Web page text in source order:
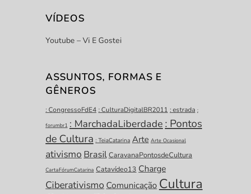
VÍDEOS
Youtube – Vi E Gostei
ASSUNTOS, FORMAS E
GÊNEROS
: CongressoFdE4 : CulturaDigitalBR2011 : estrada :
forumbr1 : MarchadaLiberdade : Pontos
de Cultura : TeiaCatarina Arte Arte Ocasional
ativismo Brasil CaravanaPontosdeCultura
CartaFórumCatarina Catavídeo13 Charge
Ciberativismo Comunicação Cultura